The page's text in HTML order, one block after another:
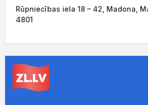
Rūpniecības iela 18 – 42, Madona,
4801